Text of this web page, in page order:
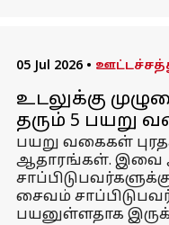
05 Jul 2026 •
உடலுக்கு
தரும் 5 பயறு
பயறு வகைகள்
ஆதாரங்கள். இவை
சைவம்
பயனுள்ளதாக